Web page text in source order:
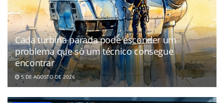
Cada turbina parada pode esconder um
problema que só um técnico consegue
encontrar
5 DE AGOSTO DE 2026